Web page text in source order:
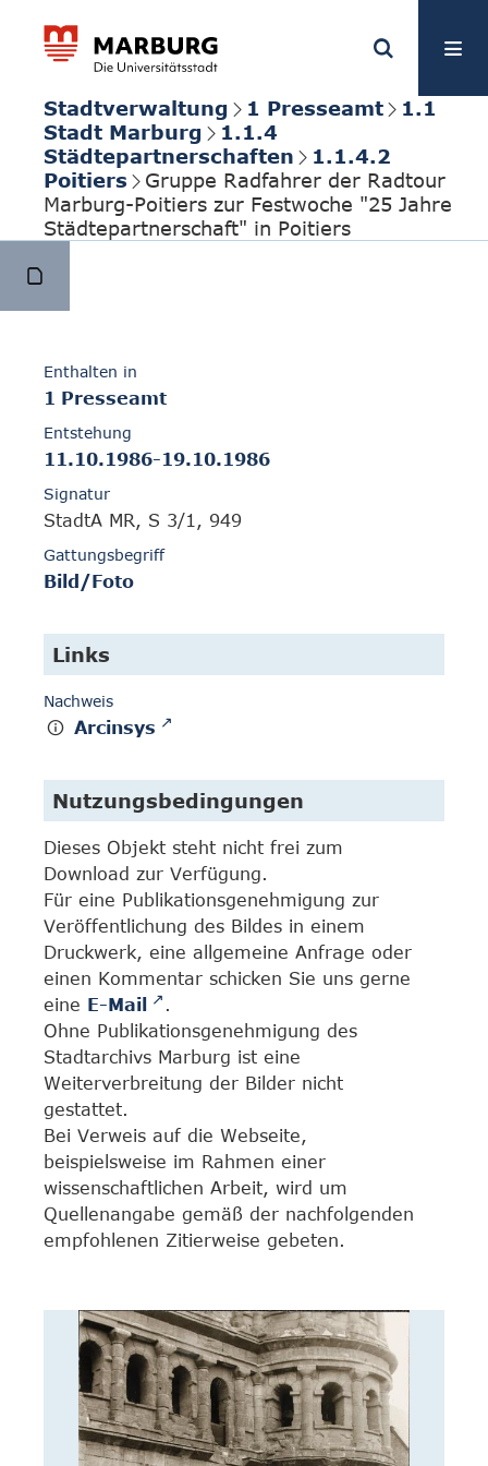
Stadtverwaltung 1 Presseamt
1.1
Stadt Marburg
1.1.4
Städtepartnerschaften
1.1.4.2
Poitiers
Gruppe Radfahrer der Radtour
Marburg-Poitiers zur Festwoche "25 Jahre
Städtepartnerschaft" in Poitiers
Enthalten in
1 Presseamt
Entstehung
11.10.1986-19.10.1986
Signatur
StadtA MR, S 3/1, 949
Gattungsbegriff
Bild/Foto
Links
Nachweis
Arcinsys
Nutzungsbedingungen
Dieses Objekt steht nicht frei zum
Download zur Verfügung.
Für eine Publikationsgenehmigung zur
Veröffentlichung des Bildes in einem
Druckwerk, eine allgemeine Anfrage oder
einen Kommentar schicken Sie uns gerne
eine E-Mail
.
Ohne Publikationsgenehmigung des
Stadtarchivs Marburg ist eine
Weiterverbreitung der Bilder nicht
gestattet.
Bei Verweis auf die Webseite,
beispielsweise im Rahmen einer
wissenschaftlichen Arbeit, wird um
Quellenangabe gemäß der nachfolgenden
empfohlenen Zitierweise gebeten.